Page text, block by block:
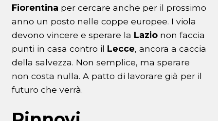
Fiorentina per cercare anche per il prossimo
anno un posto nelle coppe europee. I viola
devono vincere e sperare la Lazio non faccia
punti in casa contro il Lecce, ancora a caccia
della salvezza. Non semplice, ma sperare
non costa nulla. A patto di lavorare già per il
futuro che verrà.